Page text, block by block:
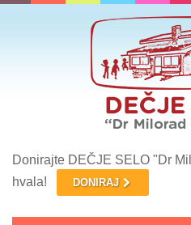
Donirajte DEČJE SELO "Dr
hvala!
DONIRAJ